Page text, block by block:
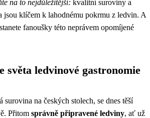
na to nejdůležitější: kvalitní suroviny a
jsou klíčem k lahodnému pokrmu z ledvin. A
fanoušky této neprávem opomíjené
světa ledvinové gastronomie
na českých stolech, se dnes těší
Přitom správně připravené ledviny, ať už